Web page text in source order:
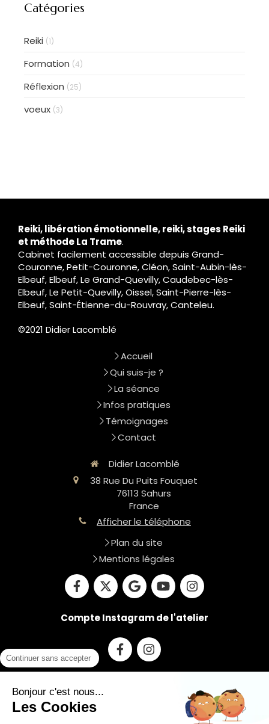
Catégories
Reiki (1)
Formation (4)
Réflexion (25)
voeux (3)
Reiki, libération émotionnelle, reiki, stages Reiki
et méthode La Trame.
Cabinet facilement accessible depuis Grand-
Couronne, Petit-Couronne, Cléon, Saint-Aubin-lès-
Elbeuf, Elbeuf, Le Grand-Quevilly, Caudebec-lès-
Elbeuf, Le Petit-Quevilly, Oissel, Saint-Pierre-lès-
Elbeuf, Saint-Étienne-du-Rouvray, Canteleu.
©2021 Didier Lacomblé
Accueil
Qui suis-je ?
La séance
Infos pratiques
Témoignages
Contact
Didier Lacomblé
38 Rue Du Puits Fouquet
76113 Sahurs
France
Afficher le téléphone
Plan du site
Mentions légales
Compte Instagram de l'atelier
Du
Continuer sans accepter
Bonjour c'est nous...
Les Cookies